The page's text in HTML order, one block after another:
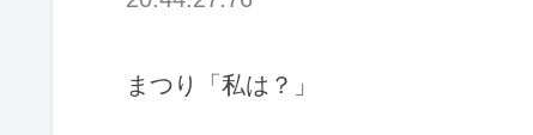
まつり「私は？」